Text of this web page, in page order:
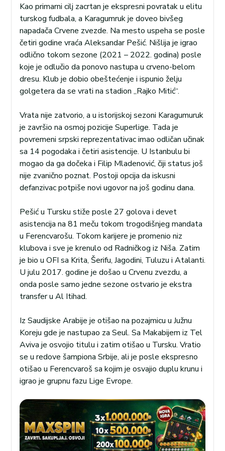
Kao primarni cilj zacrtan je ekspresni povratak u elitu
turskog fudbala, a Karagumruk je doveo bivšeg
napadača Crvene zvezde. Na mesto uspeha se posle
četiri godine vraća Aleksandar Pešić. Nišlija je igrao
odlično tokom sezone (2021 – 2022. godina) posle
koje je odlučio da ponovo nastupa u crveno-belom
dresu. Klub je dobio obeštećenje i ispunio želju
golgetera da se vrati na stadion „Rajko Mitić“.
Vrata nije zatvorio, a u istorijskoj sezoni Karagumuruk
je završio na osmoj pozicije Superlige. Tada je
povremeni srpski reprezentativac imao odličan učinak
sa 14 pogodaka i četiri asistencije. U Istanbulu bi
mogao da ga dočeka i Filip Mladenović, čiji status još
nije zvanično poznat. Postoji opcija da iskusni
defanzivac potpiše novi ugovor na još godinu dana.
Pešić u Tursku stiže posle 27 golova i devet
asistencija na 81 meču tokom trogodišnjeg mandata
u Ferencvarošu. Tokom karijere je promenio niz
klubova i sve je krenulo od Radničkog iz Niša. Zatim
je bio u OFI sa Krita, Šerifu, Jagodini, Tuluzu i Atalanti.
U julu 2017. godine je došao u Crvenu zvezdu, a
onda posle samo jedne sezone ostvario je ekstra
transfer u Al Itihad.
Iz Saudijske Arabije je otišao na pozajmicu u Južnu
Koreju gde je nastupao za Seul. Sa Makabijem iz Tel
Aviva je osvojio titulu i zatim otišao u Tursku. Vratio
se u redove šampiona Srbije, ali je posle ekspresno
otišao u Ferencvaroš sa kojim je osvajio duplu krunu i
igrao je grupnu fazu Lige Evrope.